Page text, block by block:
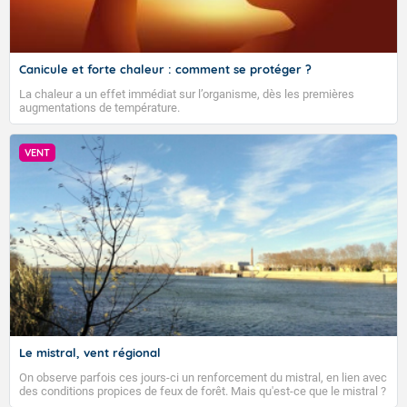
VIGILANCE ROUGE
Accéder au site de Météo-France
Canicule et forte chaleur : comment se protéger ?
La chaleur a un effet immédiat sur l’organisme, dès les premières
augmentations de température.
VENT
Le mistral, vent régional
On observe parfois ces jours-ci un renforcement du mistral, en lien avec
des conditions propices de feux de forêt. Mais qu'est-ce que le mistral ?